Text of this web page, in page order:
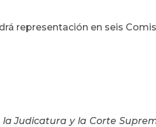
representación en seis
Judicatura y la Corte